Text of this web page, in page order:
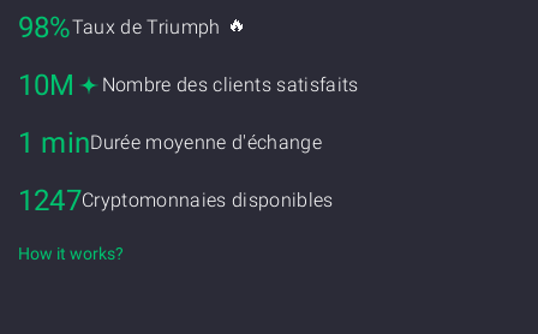
98%Taux de Triumph 🔥
10M Nombre des clients satisfaits
1 minDurée moyenne d'échange
1247Cryptomonnaies disponibles
How it works?